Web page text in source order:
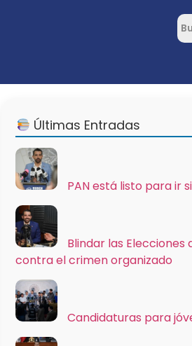
Últimas Entradas
PAN está listo para ir
Blindar las Elecciones
contra el crimen organizado
Candidaturas para